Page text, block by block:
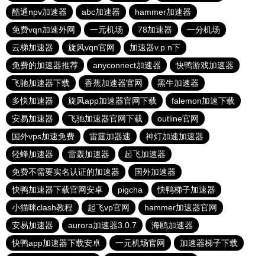
酷通npv加速器
abc加速器
hammer加速器
免费vqn加速外网
一元机场 78加速器
一分机场
云梯加速器
旋风vqn官网
加速器v.p.n下
免费的加速器推荐
anyconnect加速器
快鸭游戏加速器
飞驰加速器下载
香蕉加速器官网
黑牛加速器
多快加速器
旋风app加速器官网下载
falemon加速下载
安易加速器
飞驰加速器官网下载
outline官网
国外vps加速免费
雷霆加器速
神灯加速加速器
轻蜂加速器
雷轰加速器
起飞加速器
免费不需要实名认证的加速器
国外加速器
快鸭加速器下载官网安卓
pigcha
快鸭梯子加速器
小猫咪clash教程
起飞vp官网
hammer加速器官网
安易加速器
aurora加速器3.0.7
海鸥加速器
快鸭app加速器下载安卓
一元机场官网 加速器梯子下载